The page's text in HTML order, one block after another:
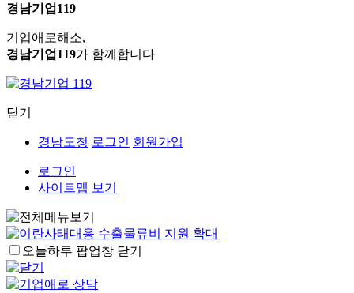
경남기업119
기업애로해소,
경남기업119가 함께합니다
닫기
경남도청 로그인 회원가입
로그인
사이트맵 보기
오늘하루 팝업창 닫기